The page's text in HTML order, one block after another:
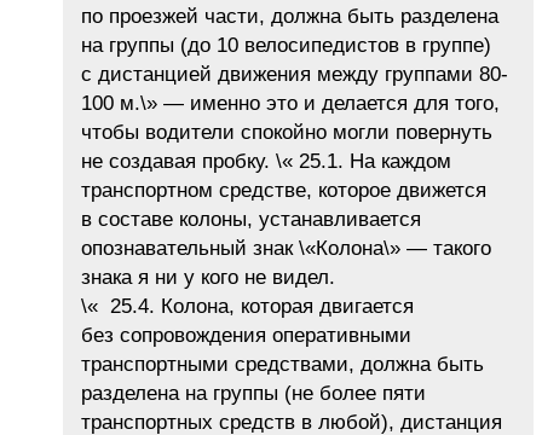
по проезжей части, должна быть разделена
на группы (до 10 велосипедистов в группе)
с дистанцией движения между группами 80-
100 м.\» — именно это и делается для того,
чтобы водители спокойно могли повернуть
не создавая пробку. \« 25.1. На каждом
транспортном средстве, которое движется
в составе колоны, устанавливается
опознавательный знак \«Колона\» — такого
знака я ни у кого не видел.
\« 25.4. Колона, которая двигается
без сопровождения оперативными
транспортными средствами, должна быть
разделена на группы (не более пяти
транспортных средств в любой), дистанция